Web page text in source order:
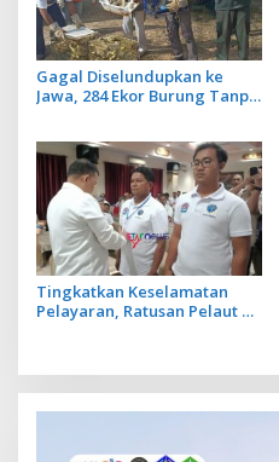
Gagal Diselundupkan ke
Jawa, 284 Ekor Burung Tanpa
Tingkatkan Keselamatan
Pelayaran, Ratusan Pelaut di